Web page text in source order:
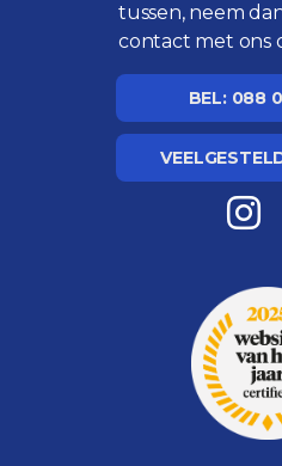
tussen, neem
contact met ons
BEL: 088